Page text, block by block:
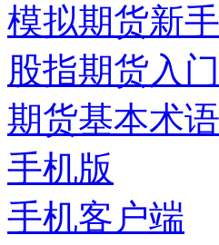
模拟期货新
股指期货入门
期货基本术语
手机版
手机客户端